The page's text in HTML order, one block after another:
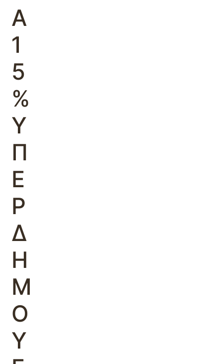
Α
1
5
%
Υ
Π
Ε
Ρ
Δ
Η
Μ
Ο
Υ